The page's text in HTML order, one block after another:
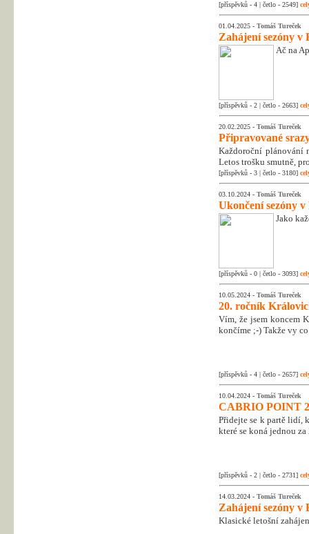
[příspěvků - 4 | četlo - 2549]
01.04.2025 - Tomáš Tureček
Zahájení sezóny v
Ač na
[příspěvků - 2 | četlo - 2663]
20.02.2025 - Tomáš Tureček
Připravované
Každoroční plánování
Letos trošku smutně,
[příspěvků - 3 | četlo - 3180]
03.10.2024 - Tomáš Tureček
Ukončení sezóny v
Jako
[příspěvků - 0 | četlo - 3093]
10.05.2024 - Tomáš Tureček
20. ročník
Vím, že jsem koncem
končíme ;-) Takže vy
[příspěvků - 4 | četlo - 2657]
10.04.2024 - Tomáš Tureček
CABRIO POINT
Přidejte se k partě lidí,
které se koná jednou
[příspěvků - 2 | četlo - 2731]
14.03.2024 - Tomáš Tureček
Zahájení sezóny v
Klasické letošní